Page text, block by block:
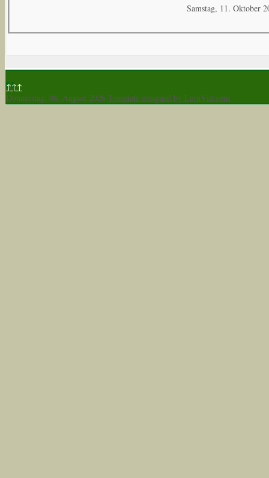
Samstag, 11. Oktober
↑↑↑
Donnerstag, 06. August 2026 Template designed by LernVid.com